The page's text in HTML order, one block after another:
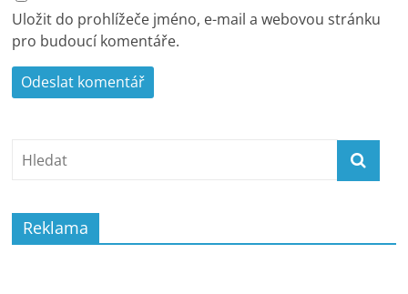
Uložit do prohlížeče jméno, e-mail a webovou stránku
pro budoucí komentáře.
Reklama